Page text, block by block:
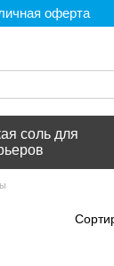
оферта
соль для